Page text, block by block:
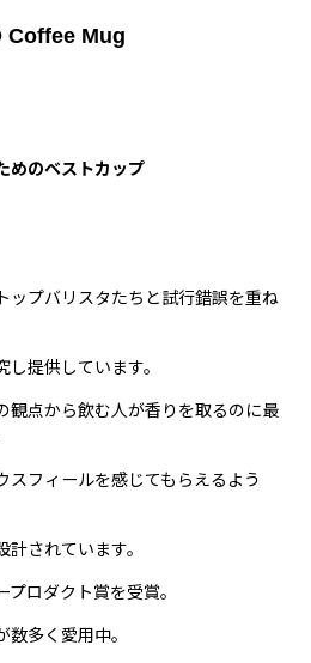
Coffee Mug
めのベストカップ
ップバリスタたちと試行錯誤を重ね
提供しています。
観点から飲む人が香りを取るのに最
スフィールを感じてもらえるよう
されています。
ロダクト賞を受賞。
多く愛用中。